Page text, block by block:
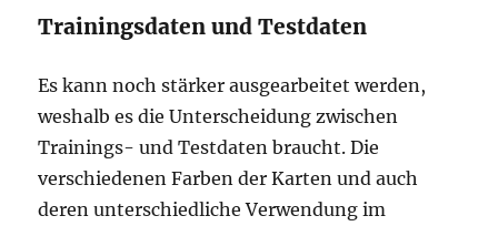
Trainingsdaten und Testdaten
Es kann noch stärker ausgearbeitet werden,
weshalb es die Unterscheidung zwischen
Trainings- und Testdaten braucht. Die
verschiedenen Farben der Karten und auch
deren unterschiedliche Verwendung im